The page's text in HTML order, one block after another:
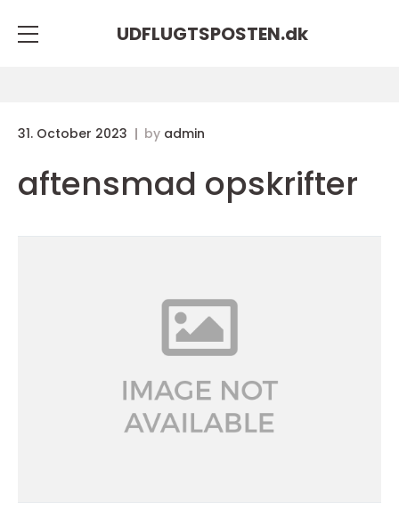
UDFLUGTSPOSTEN.dk
31. October 2023 by admin
aftensmad opskrifter